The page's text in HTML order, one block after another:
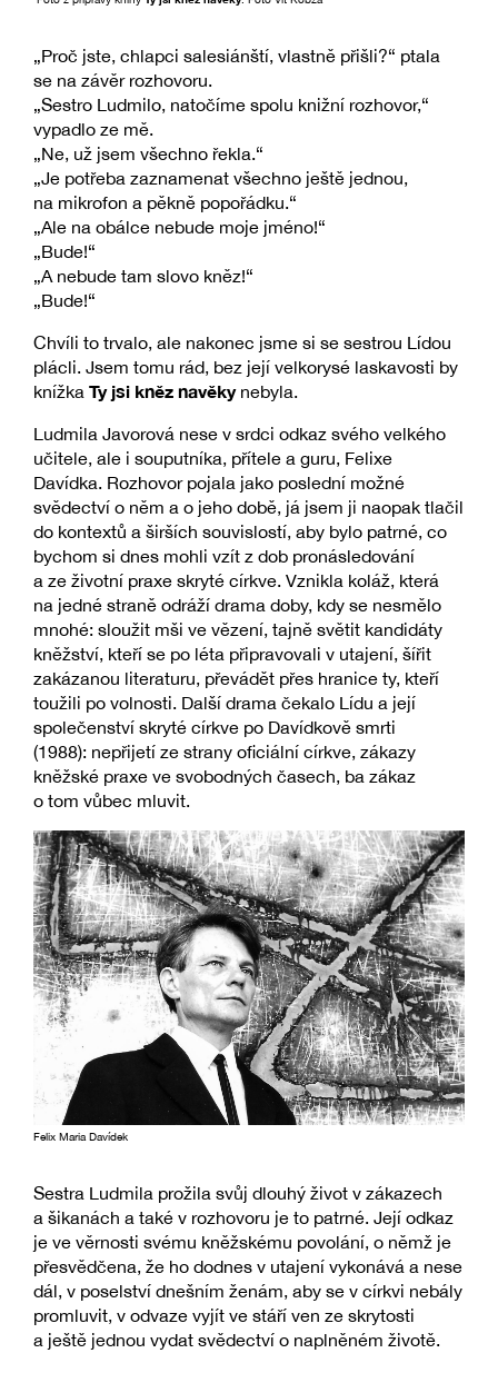
„Proč jste, chlapci salesiánští, vlastně přišli?“ ptala
se na závěr rozhovoru.
„Sestro Ludmilo, natočíme spolu knižní rozhovor,“
vypadlo ze mě.
„Ne, už jsem všechno řekla.“
„Je potřeba zaznamenat všechno ještě jednou,
na mikrofon a pěkně popořádku.“
„Ale na obálce nebude moje jméno!“
„Bude!“
„A nebude tam slovo kněz!“
„Bude!“
Chvíli to trvalo, ale nakonec jsme si se sestrou Lídou
plácli. Jsem tomu rád, bez její velkorysé laskavosti by
knížka Ty jsi kněz navěky nebyla.
Ludmila Javorová nese v srdci odkaz svého velkého
učitele, ale i souputníka, přítele a guru, Felixe
Davídka. Rozhovor pojala jako poslední možné
svědectví o něm a o jeho době, já jsem ji naopak tlačil
do kontextů a širších souvislostí, aby bylo patrné, co
bychom si dnes mohli vzít z dob pronásledování
a ze životní praxe skryté církve. Vznikla koláž, která
na jedné straně odráží drama doby, kdy se nesmělo
mnohé: sloužit mši ve vězení, tajně světit kandidáty
kněžství, kteří se po léta připravovali v utajení, šířit
zakázanou literaturu, převádět přes hranice ty, kteří
toužili po volnosti. Další drama čekalo Lídu a její
společenství skryté církve po Davídkově smrti
(1988): nepřijetí ze strany oficiální církve, zákazy
kněžské praxe ve svobodných časech, ba zákaz
o tom vůbec mluvit.
Felix Maria Davídek
Sestra Ludmila prožila svůj dlouhý život v zákazech
a šikanách a také v rozhovoru je to patrné. Její odkaz
je ve věrnosti svému kněžskému povolání, o němž je
přesvědčena, že ho dodnes v utajení vykonává a nese
dál, v poselství dnešním ženám, aby se v církvi nebály
promluvit, v odvaze vyjít ve stáří ven ze skrytosti
a ještě jednou vydat svědectví o naplněném životě.